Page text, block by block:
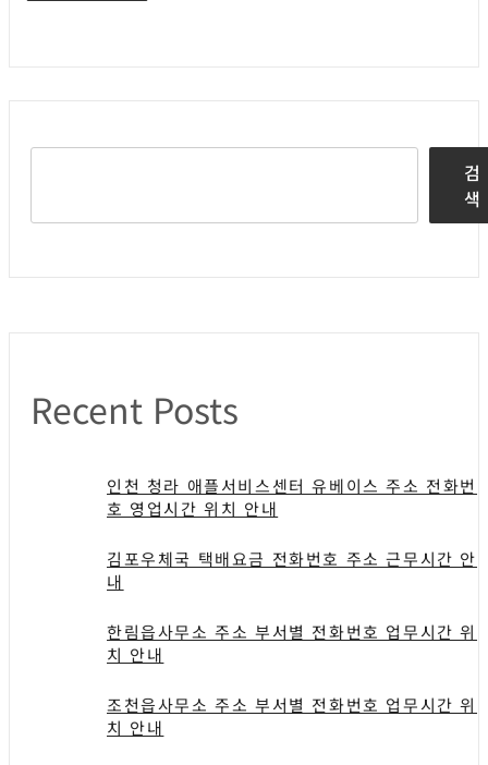
검
색
Recent Posts
인천 청라 애플서비스센터 유베이스 주소 전화번
호 영업시간 위치 안내
김포우체국 택배요금 전화번호 주소 근무시간 안
내
한림읍사무소 주소 부서별 전화번호 업무시간 위
치 안내
조천읍사무소 주소 부서별 전화번호 업무시간 위
치 안내